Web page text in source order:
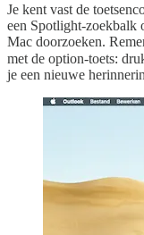
Je kent vast de
een Spotlight-zoekbalk
Mac doorzoeken.
met de option-toets:
je een nieuwe